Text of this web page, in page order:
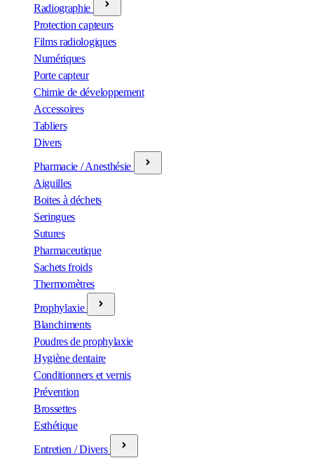
Radiographie
Protection capteurs
Films radiologiques
Numériques
Porte capteur
Chimie de développement
Accessoires
Tabliers
Divers
Pharmacie / Anesthésie
Aiguilles
Boites à déchets
Seringues
Sutures
Pharmaceutique
Sachets froids
Thermomètres
Prophylaxie
Blanchiments
Poudres de prophylaxie
Hygiène dentaire
Conditionners et vernis
Prévention
Brossettes
Esthétique
Entretien / Divers